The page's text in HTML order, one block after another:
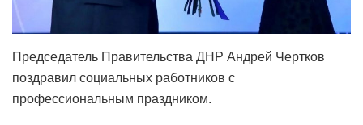
Председатель Правительства ДНР Андрей Чертков
поздравил социальных работников с
профессиональным праздником.